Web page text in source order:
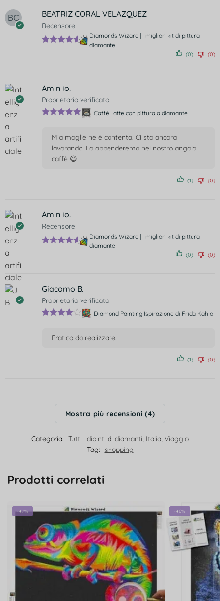
BEATRIZ CORAL VELAZQUEZ
Recensore
Diamonds Wizard | I migliori kit di pittura
diamante
(0) (0)
Amin io.
Proprietario verificato
Caffè Latte con pittura a diamante
Mia moglie ne è contenta. Ci sto ancora
lavorando. Lo appenderemo nel nostro angolo
caffè 😄
(1) (0)
Amin io.
Recensore
Diamonds Wizard | I migliori kit di pittura
diamante
(0) (0)
Giacomo B.
Proprietario verificato
Diamond Painting Ispirazione di Frida Kahlo
Pratico da realizzare.
(1) (0)
Mostra più recensioni (4)
Categoria: Tutti i dipinti di diamanti, Italia, Viaggio
Tag: shopping
Prodotti correlati
-47% -46%